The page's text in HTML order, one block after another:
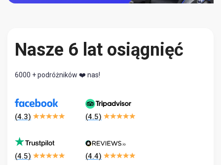
Nasze 6 lat osiągnięć
6000 + podróżników ❤️ nas!
(4.3) (4.5)
(4.5) (4.4)